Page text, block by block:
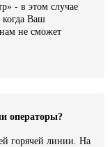
- в этом случае
когда Ваш
не сможет
операторы?
горячей линии. На